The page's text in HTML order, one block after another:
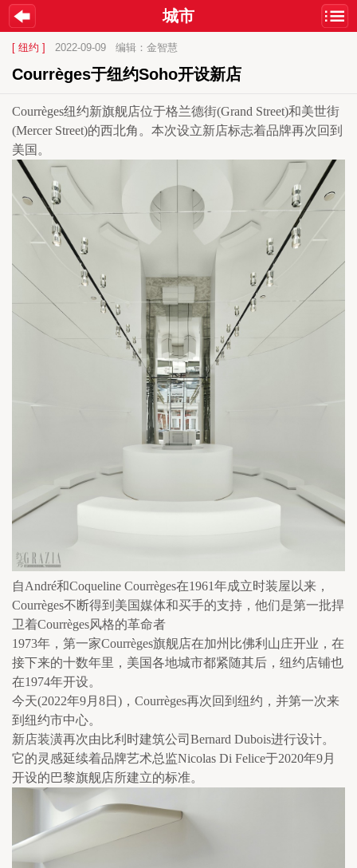
城市
[ 纽约 ] 2022-09-09 编辑：金智慧
Courrèges于纽约Soho开设新店
Courrèges纽约新旗舰店位于格兰德街(Grand Street)和美世街
(Mercer Street)的西北角。本次设立新店标志着品牌再次回到
美国。
自André和Coqueline Courrèges在1961年成立时装屋以来，
Courrèges不断得到美国媒体和买手的支持，他们是第一批捍
卫着Courrèges风格的革命者
1973年，第一家Courrèges旗舰店在加州比佛利山庄开业，在
接下来的十数年里，美国各地城市都紧随其后，纽约店铺也
在1974年开设。
今天(2022年9月8日)，Courrèges再次回到纽约，并第一次来
到纽约市中心。
新店装潢再次由比利时建筑公司Bernard Dubois进行设计。
它的灵感延续着品牌艺术总监Nicolas Di Felice于2020年9月
开设的巴黎旗舰店所建立的标准。